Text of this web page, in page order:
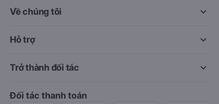
keyboard_arrow_down
Về chúng tôi
keyboard_arrow_down
Hỗ trợ
keyboard_arrow_down
Trở thành đối tác
Đối tác thanh toán